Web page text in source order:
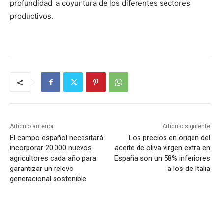
profundidad la coyuntura de los diferentes sectores
productivos.
Artículo anterior
El campo español necesitará
incorporar 20.000 nuevos
agricultores cada año para
garantizar un relevo
generacional sostenible
Artículo siguiente
Los precios en origen del
aceite de oliva virgen extra en
España son un 58% inferiores
a los de Italia